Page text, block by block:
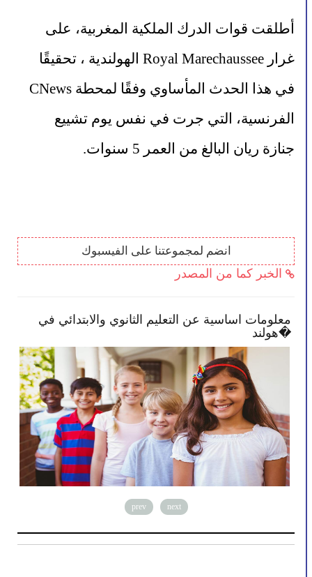
جنازة ريان البالغ من العمر 5 سنوات.
انضم لمجموعتنا على الفيسبوك
الخبر كما من المصدر
معلومات اساسية عن التعليم الثانوي والابتدائي في
هولند�
prev next